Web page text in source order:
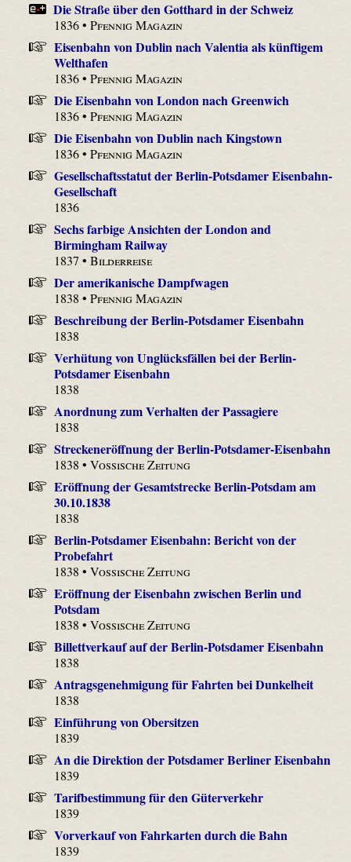
Die Straße über den Gotthard in der Schweiz
1836 •Pfennig Magazin
Eisenbahn von Dublin nach Valentia als künftigem
Welthafen
1836 •Pfennig Magazin
Die Eisenbahn von London nach Greenwich
1836 •Pfennig Magazin
Die Eisenbahn von Dublin nach Kingstown
1836 •Pfennig Magazin
Gesellschaftsstatut der Berlin-Potsdamer Eisenbahn-
Gesellschaft
1836
Sechs farbige Ansichten der London and
Birmingham Railway
1837 •Bilderreise
Der amerikanische Dampfwagen
1838 •Pfennig Magazin
Beschreibung der Berlin-Potsdamer Eisenbahn
1838
Verhütung von Unglücksfällen bei der Berlin-
Potsdamer Eisenbahn
1838
Anordnung zum Verhalten der Passagiere
1838
Streckeneröffnung der Berlin-Potsdamer-Eisenbahn
1838 •Vossische Zeitung
Eröffnung der Gesamtstrecke Berlin-Potsdam am
30.10.1838
1838
Berlin-Potsdamer Eisenbahn: Bericht von der
Probefahrt
1838 •Vossische Zeitung
Eröffnung der Eisenbahn zwischen Berlin und
Potsdam
1838 •Vossische Zeitung
Billettverkauf auf der Berlin-Potsdamer Eisenbahn
1838
Antragsgenehmigung für Fahrten bei Dunkelheit
1838
Einführung von Obersitzen
1839
An die Direktion der Potsdamer Berliner Eisenbahn
1839
Tarifbestimmung für den Güterverkehr
1839
Vorverkauf von Fahrkarten durch die Bahn
1839